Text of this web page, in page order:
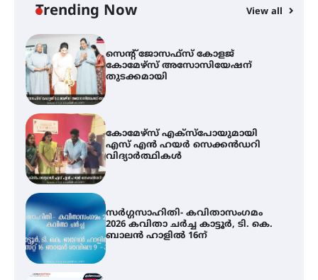
Trending Now View all
കോമേഴ്സ് എക്സ്പോയുമായി
എസ് എൻ ഹയർ സെക്കൻഡറി
വിദ്യാർത്ഥികൾ
സർഗ്ഗസാഹിതി- കവിതാസംഗമം
2026 കവിതാ ചർച്ച കാട്ടൂർ, ടി. കെ.
ബാലൻ ഹാളിൽ 16ന്
ഇടത്തരം മഴയ്ക്കും കാറ്റിനും
സാധ്യത ഇരിങ്ങാലക്കുടയിൽ 4.4
മില്ലി മീറ്റർ മഴ ലഭിച്ചു